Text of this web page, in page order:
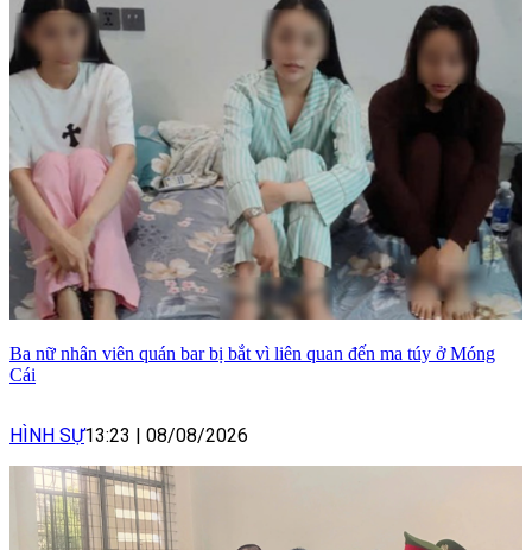
Ba nữ nhân viên quán bar bị bắt vì liên quan đến ma túy ở Móng
Cái
HÌNH SỰ13:23 08/08/2026